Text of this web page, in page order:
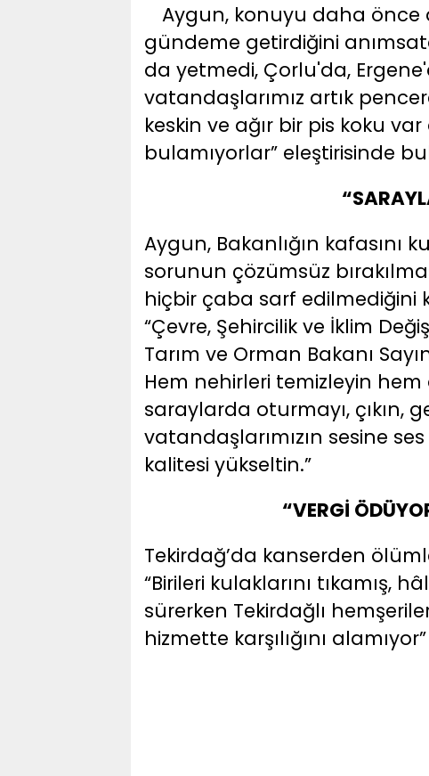
Aygun, konuyu daha önce
gündeme getirdiğini
da yetmedi, Çorlu'da,
vatandaşlarımız artık
keskin ve ağır bir pis koku
bulamıyorlar” eleştirisinde
Aygun, Bakanlığın kafasını
sorunun çözümsüz
hiçbir çaba sarf edilmediğini
“Çevre, Şehircilik ve İklim
Tarım ve Orman Bakanı
Hem nehirleri temizleyin hem
saraylarda oturmayı, çıkın,
vatandaşlarımızın sesine
kalitesi yükseltin.”
“VERGİ
Tekirdağ’da kanserden
“Birileri kulaklarını tıkamış,
sürerken Tekirdağlı
hizmette karşılığını